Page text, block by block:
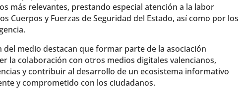
más relevantes, prestando especial atención a la labor
Cuerpos y Fuerzas de Seguridad del Estado, así como por los
del medio destacan que formar parte de la asociación
la colaboración con otros medios digitales valencianos,
y contribuir al desarrollo de un ecosistema informativo
y comprometido con los ciudadanos.